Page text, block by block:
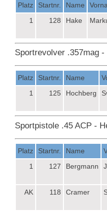
Platz Startnr. Name
1
128 Hake
Sportrevolver .357mag
Platz Startnr. Name
1
125 Hochberg
Sportpistole .45 ACP -
Platz Startnr. Name
1
127 Bergmann
AK 118 Cramer